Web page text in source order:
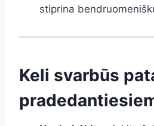
stiprina
Keli svarbūs